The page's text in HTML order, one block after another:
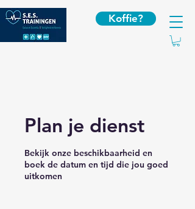
Koffie?
Plan je dienst
Bekijk onze beschikbaarheid en
boek de datum en tijd die jou goed
uitkomen